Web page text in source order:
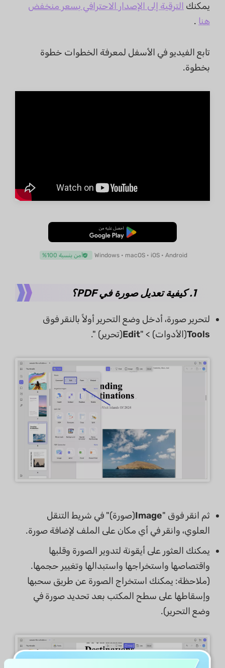
يمكنك الترقية إلى الإصدار الاحترافي بسعر منخفض
هنا .
تابع الفيديو في الأسفل لمعرفة الخطوات خطوة
بخطوة.
تنزيل مجاني
Windows • macOS • iOS • Android آمن بنسبة 100%
1. كيفية تعديل صورة في PDF؟
لتحرير صورة، أدخل وضع التحرير أولاً بالنقر فوق
Tools(الأدوات) > "Edit(تحرير) ".
ثم انقر فوق "Image(صورة)" في شريط التنقل
العلوي، وانقر في أي مكان على الملف لإضافة صورة.
يمكنك العثور على أيقونة لتدوير الصورة وقلبها
واقتصاصها واستخراجها واستبدالها وتغيير حجمها.
(ملاحظة: يمكنك استخراج الصورة عن طريق سحبها
وإسقاطها على سطح المكتب بعد تحديد صورة في
وضع التحرير).